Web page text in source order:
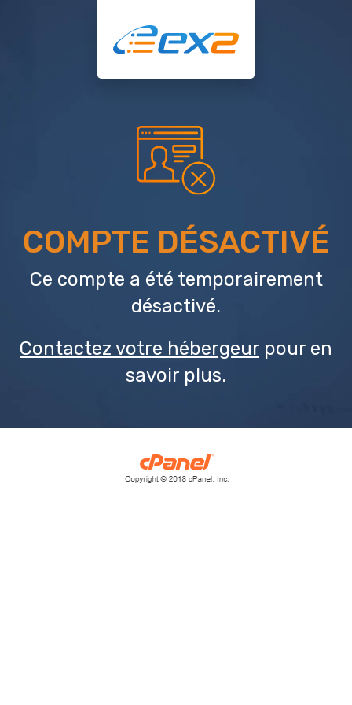
COMPTE DÉSACTIVÉ
Ce compte a été temporairement
désactivé.
Contactez votre hébergeur pour en
savoir plus.